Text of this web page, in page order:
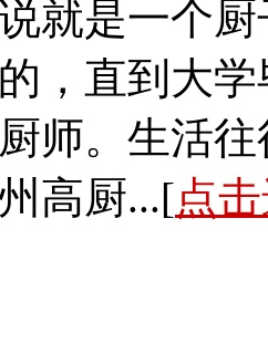
就是一个
，直到大
师。生活
高厨...[点